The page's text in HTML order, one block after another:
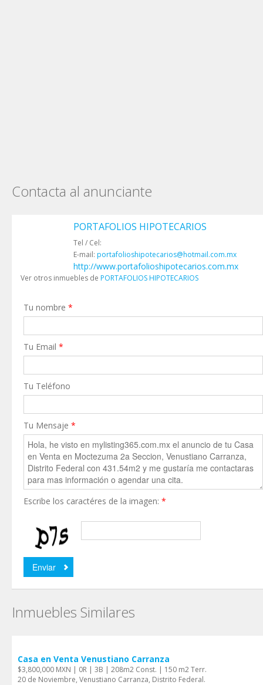
Contacta al anunciante
PORTAFOLIOS HIPOTECARIOS
Tel / Cel:
E-mail: portafolioshipotecarios@hotmail.com.mx
http://www.portafolioshipotecarios.com.mx
Ver otros inmuebles de PORTAFOLIOS HIPOTECARIOS
Tu nombre *
Tu Email *
Tu Teléfono
Tu Mensaje *
Escribe los caractéres de la imagen: *
Inmuebles Similares
Casa en Venta Venustiano Carranza
$3,800,000 MXN | 0R | 3B | 208m2 Const. | 150 m2 Terr.
20 de Noviembre, Venustiano Carranza, Distrito Federal.